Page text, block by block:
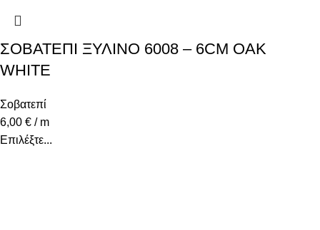
ΣΟΒΑΤΕΠΙ ΞΥΛΙΝΟ 6008 – 6CM OAK
WHITE
Σοβατεπί
6,00 € / m
Επιλέξτε...